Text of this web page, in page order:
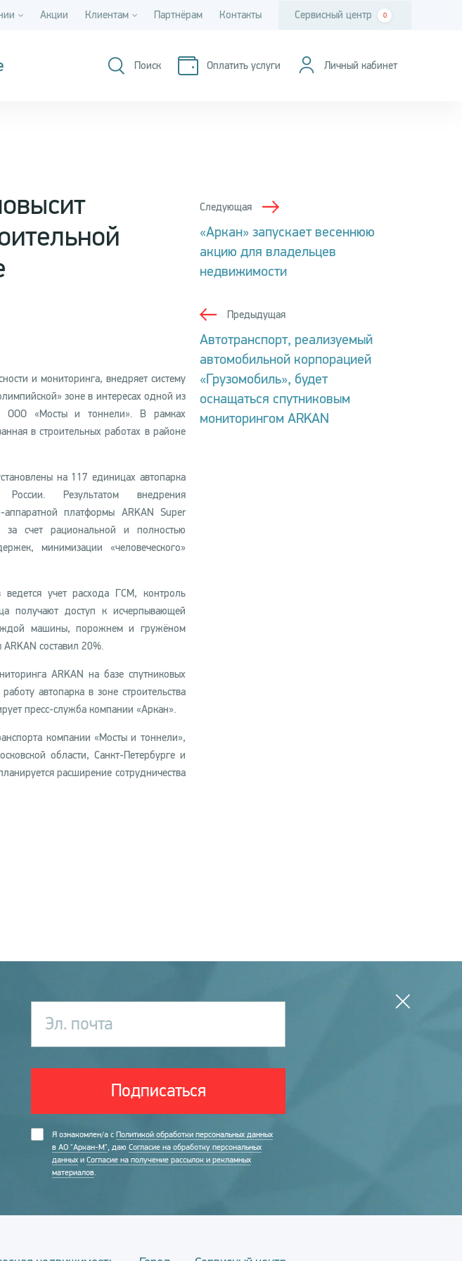
Акции Клиентам Партнёрам Контакты Сервисный центр 0
Поиск Оплатить услуги Личный кабинет
и мониторинга, внедряет систему
зоне в интересах одной из
ООО «Мосты и тоннели». В рамках
в строительных работах в районе
на 117 единицах автопарка
Результатом внедрения
аппаратной платформы ARKAN Super
за счет рациональной и полностью
минимизации «человеческого»
учет расхода ГСМ, контроль
получают доступ к исчерпывающей
машины, порожнем и гружёном
составил 20%.
ARKAN на базе спутниковых
автопарка в зоне строительства
пресс-служба компании «Аркан».
компании «Мосты и тоннели»,
области, Санкт-Петербурге и
расширение сотрудничества
Следующая
«Аркан» запускает весеннюю
акцию для владельцев
недвижимости
Предыдущая
Автотранспорт, реализуемый
автомобильной корпорацией
«Грузомобиль», будет
оснащаться спутниковым
мониторингом ARKAN
Эл. почта
Подписаться
Я ознакомлен/а с Политикой обработки персональных данных
в АО "Аркан-М", даю Согласие на обработку персональных
данных и Согласие на получение рассылок и рекламных
материалов.